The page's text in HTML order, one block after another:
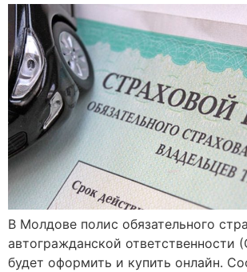
В Молдове полис обязательного
автогражданской
будет оформить и купить онлайн.